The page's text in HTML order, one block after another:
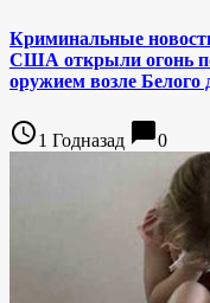
Криминальные
США открыли огонь
оружием возле Белого
access_time1 Годназад chat_bubble0